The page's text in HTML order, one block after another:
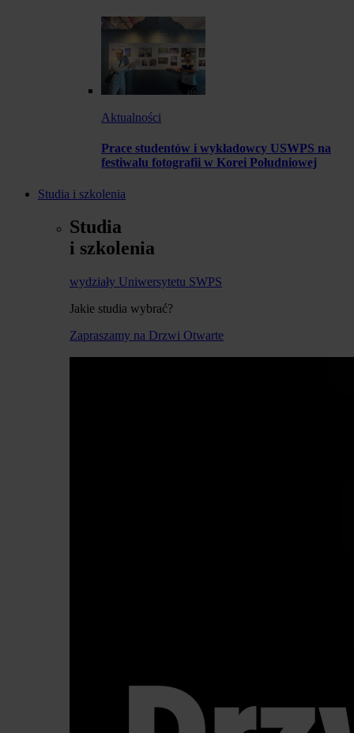
Aktualności
Prace studentów i wykładowcy USWPS na
festiwalu fotografii w Korei Południowej
Studia i szkolenia
Studia
i szkolenia
wydziały Uniwersytetu SWPS
Jakie studia wybrać?
Zapraszamy na Drzwi Otwarte